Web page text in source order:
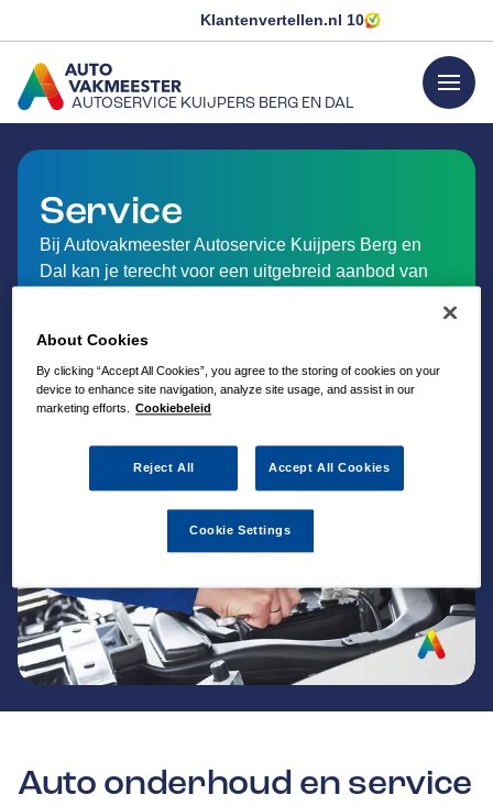
Klantenvertellen.nl 10
AUTOSERVICE KUIJPERS BERG EN DAL
GA NAAR DE HOMEPAGINA
menu
Service
Bij Autovakmeester Autoservice Kuijpers Berg en
Dal kan je terecht voor een uitgebreid aanbod van
Auto onderhoud en service
About Cookies
By clicking “Accept All Cookies”, you agree to the storing of cookies on your
device to enhance site navigation, analyze site usage, and assist in our
marketing efforts. Cookiebeleid
Reject All Accept All Cookies
Cookie Settings